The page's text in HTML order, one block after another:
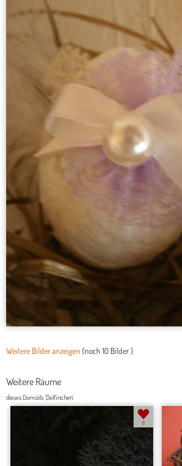
Weitere Bilder anzeigen (noch 10 Bilder)
Weitere Räume
dieses Domizils 'Delfinchen'
6